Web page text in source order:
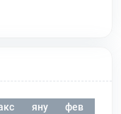
яну фев